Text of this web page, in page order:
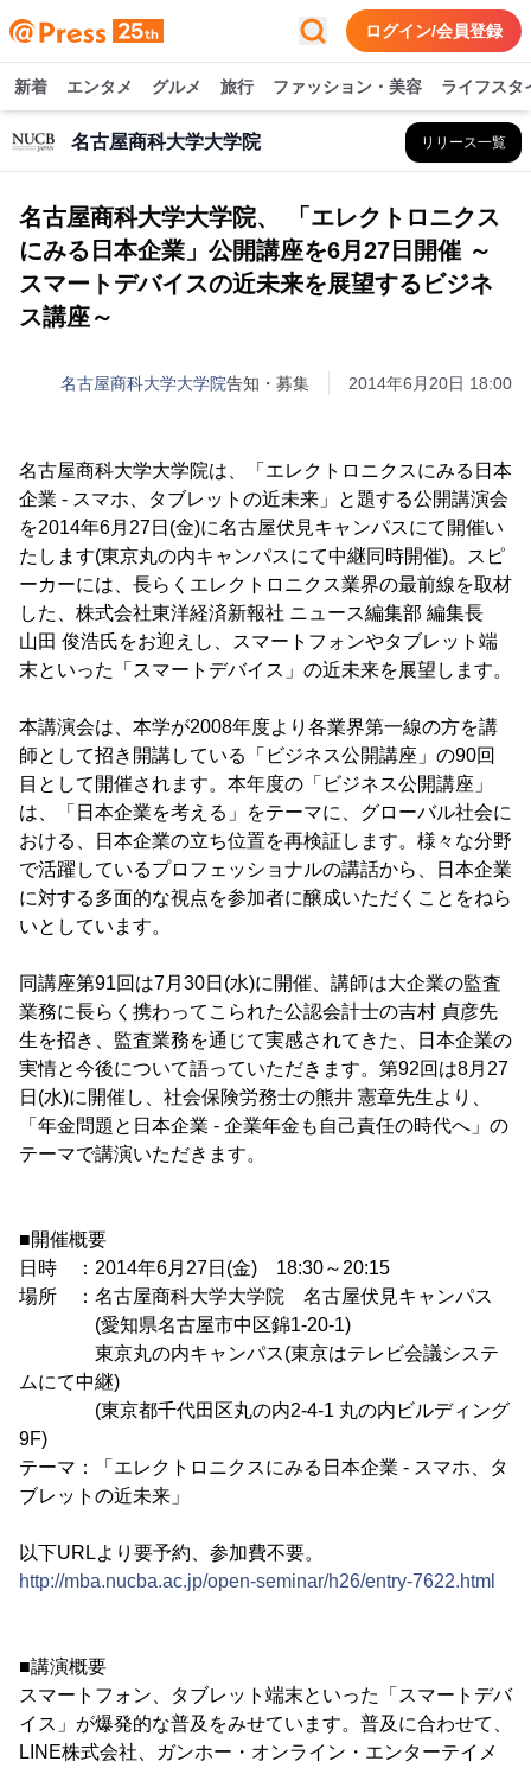
ログイン/会員登録
新着 エンタメ グルメ 旅行 ファッション・美容 ライフスタ
名古屋商科大学大学院 リリース一覧
名古屋商科大学大学院、 「エレクトロニクス
にみる日本企業」公開講座を6月27日開催 ～
スマートデバイスの近未来を展望するビジネ
ス講座～
名古屋商科大学大学院告知・募集 2014年6月20日 18:00
名古屋商科大学大学院は、「エレクトロニクスにみる日本
企業 - スマホ、タブレットの近未来」と題する公開講演会
を2014年6月27日(金)に名古屋伏見キャンパスにて開催い
たします(東京丸の内キャンパスにて中継同時開催)。スピ
ーカーには、長らくエレクトロニクス業界の最前線を取材
した、株式会社東洋経済新報社 ニュース編集部 編集長
山田 俊浩氏をお迎えし、スマートフォンやタブレット端
末といった「スマートデバイス」の近未来を展望します。
本講演会は、本学が2008年度より各業界第一線の方を講
師として招き開講している「ビジネス公開講座」の90回
目として開催されます。本年度の「ビジネス公開講座」
は、「日本企業を考える」をテーマに、グローバル社会に
おける、日本企業の立ち位置を再検証します。様々な分野
で活躍しているプロフェッショナルの講話から、日本企業
に対する多面的な視点を参加者に醸成いただくことをねら
いとしています。
同講座第91回は7月30日(水)に開催、講師は大企業の監査
業務に長らく携わってこられた公認会計士の吉村 貞彦先
生を招き、監査業務を通じて実感されてきた、日本企業の
実情と今後について語っていただきます。第92回は8月27
日(水)に開催し、社会保険労務士の熊井 憲章先生より、
「年金問題と日本企業 - 企業年金も自己責任の時代へ」の
テーマで講演いただきます。
■開催概要
日時 ：2014年6月27日(金) 18:30～20:15
場所 ：名古屋商科大学大学院 名古屋伏見キャンパス
(愛知県名古屋市中区錦1-20-1)
東京丸の内キャンパス(東京はテレビ会議システ
ムにて中継)
(東京都千代田区丸の内2-4-1 丸の内ビルディング
9F)
テーマ：「エレクトロニクスにみる日本企業 - スマホ、タ
ブレットの近未来」
以下URLより要予約、参加費不要。
http://mba.nucba.ac.jp/open-seminar/h26/entry-7622.html
■講演概要
スマートフォン、タブレット端末といった「スマートデバ
イス」が爆発的な普及をみせています。普及に合わせて、
LINE株式会社、ガンホー・オンライン・エンターテイメ